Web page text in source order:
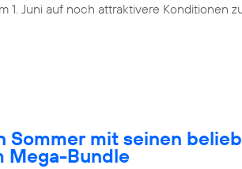
1. Juni auf noch attraktivere Konditionen
Sommer mit seinen
Mega-Bundle